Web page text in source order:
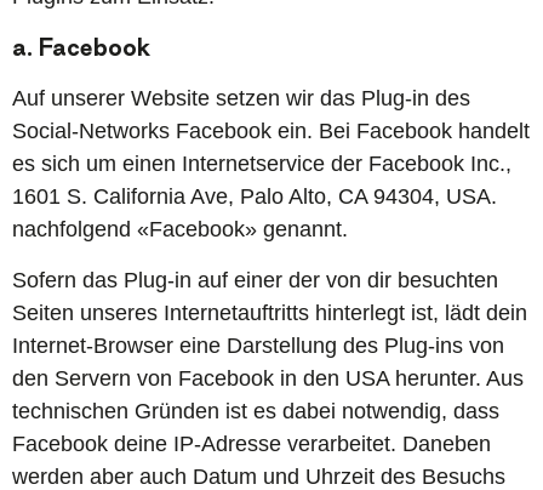
a. Facebook
Auf unserer Website setzen wir das Plug-in des
Social-Networks Facebook ein. Bei Facebook handelt
es sich um einen Internetservice der Facebook Inc.,
1601 S. California Ave, Palo Alto, CA 94304, USA.
nachfolgend «Facebook» genannt.
Sofern das Plug-in auf einer der von dir besuchten
Seiten unseres Internetauftritts hinterlegt ist, lädt dein
Internet-Browser eine Darstellung des Plug-ins von
den Servern von Facebook in den USA herunter. Aus
technischen Gründen ist es dabei notwendig, dass
Facebook deine IP-Adresse verarbeitet. Daneben
werden aber auch Datum und Uhrzeit des Besuchs